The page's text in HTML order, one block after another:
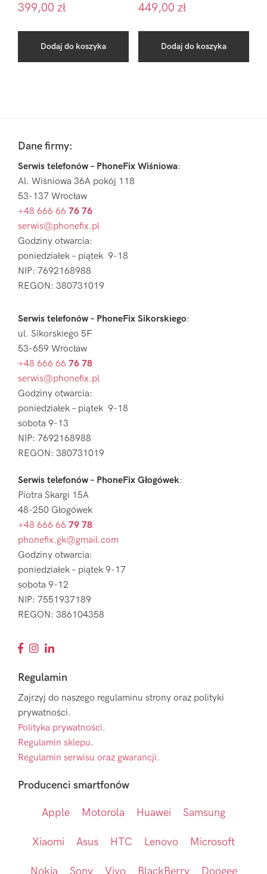
399,00 zł
Dodaj do koszyka
449,00 zł
Dodaj do koszyka
Sidebar
FooterDane firmy:
Serwis telefonów – PhoneFix Wiśniowa:
Al. Wiśniowa 36A pokój 118
53-137 Wrocław
+48 666 66 76 76
serwis@phonefix.pl
Godziny otwarcia:
poniedziałek – piątek 9-18
NIP: 7692168988
REGON: 380731019
Serwis telefonów – PhoneFix Sikorskiego:
ul. Sikorskiego 5F
53-659 Wrocław
+48 666 66 76 78
serwis@phonefix.pl
Godziny otwarcia:
poniedziałek – piątek 9-18
sobota 9-13
NIP: 7692168988
REGON: 380731019
Serwis telefonów – PhoneFix Głogówek:
Piotra Skargi 15A
48-250 Głogówek
+48 666 66 79 78
phonefix.gk@gmail.com
Godziny otwarcia:
poniedziałek – piątek 9-17
sobota 9-12
NIP: 7551937189
REGON: 386104358
Regulamin
Zajrzyj do naszego regulaminu strony oraz polityki
prywatności.
Polityka prywatności.
Regulamin sklepu.
Regulamin serwisu oraz gwarancji.
Producenci smartfonów
Apple Motorola Huawei Samsung
Xiaomi Asus HTC Lenovo Microsoft
Nokia Sony Vivo BlackBerry Doogee